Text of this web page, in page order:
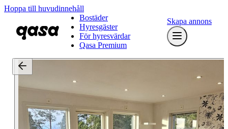
Hoppa till huvudinnehåll
Bostäder
Hyresgäster
För hyresvärdar
Qasa Premium
Skapa annons